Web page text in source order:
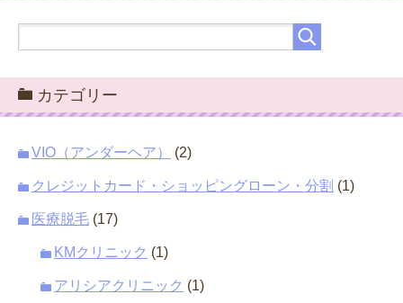
カテゴリー
VIO（アンダーヘア） (2)
クレジットカード・ショッピングローン・分割 (1)
医療脱毛 (17)
KMクリニック (1)
アリシアクリニック (1)